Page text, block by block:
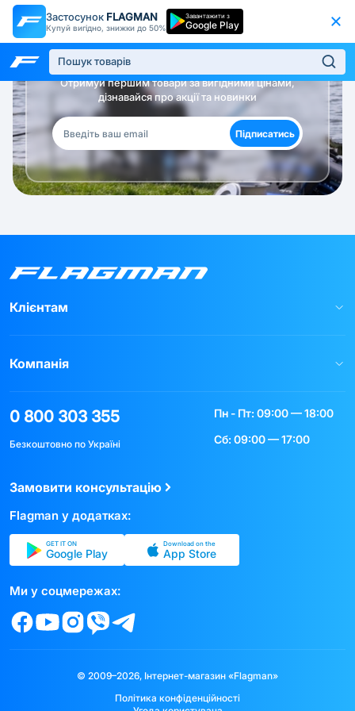
Застосунок FLAGMAN
Купуй вигідно, знижки до 50%
Завантажити з
Google Play
Будь в курсі!
Отримуй першим товари за вигідними цінами,
дізнавайся про акції та новинки
Підписатись
Клієнтам
Компанія
0 800 303 355
Безкоштовно по Україні
Пн - Пт: 09:00 — 18:00
Сб: 09:00 — 17:00
Замовити консультацію
Flagman у додатках:
GET IT ON
Google Play
Download on the
App Store
Ми у соцмережах:
© 2009–2026, Інтернет-магазин «Flagman»
Політика конфіденційності